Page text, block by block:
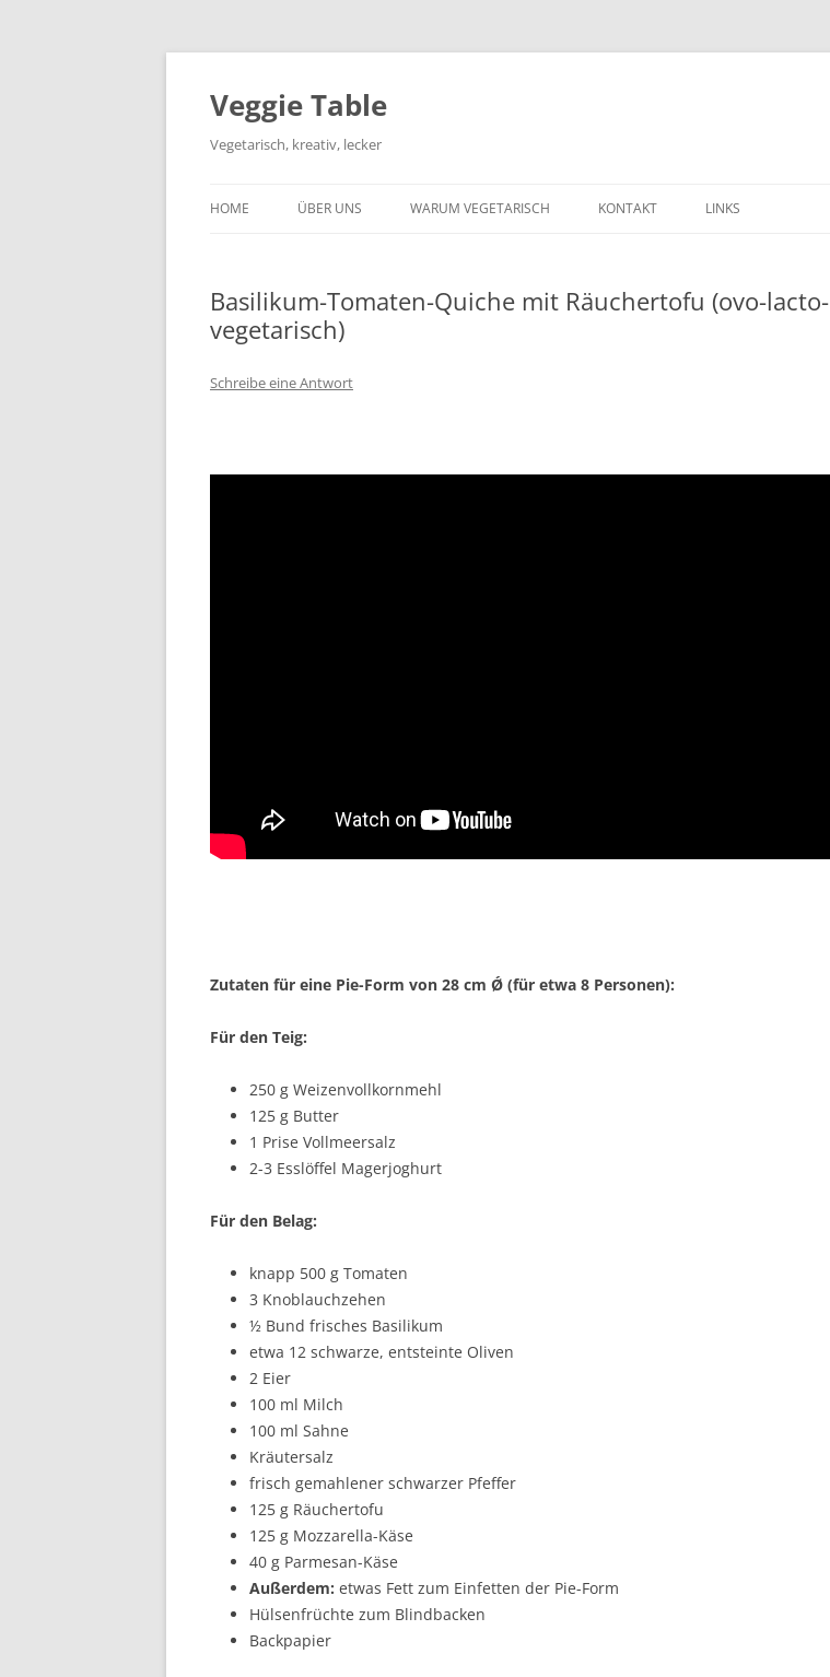
Zum
Veggie Table
Vegetarisch, kreativ, lecker
HOME ÜBER UNS WARUM VEGETARISCH KONTAKT LINKS
Basilikum-Tomaten-Quiche mit Räuchertofu (ovo-lacto-
vegetarisch)
Schreibe eine Antwort
Zutaten für eine Pie-Form von 28 cm Ǿ (für etwa 8 Personen):
Für den Teig:
250 g Weizenvollkornmehl
125 g Butter
1 Prise Vollmeersalz
2-3 Esslöffel Magerjoghurt
Für den Belag:
knapp 500 g Tomaten
3 Knoblauchzehen
½ Bund frisches Basilikum
etwa 12 schwarze, entsteinte Oliven
2 Eier
100 ml Milch
100 ml Sahne
Kräutersalz
frisch gemahlener schwarzer Pfeffer
125 g Räuchertofu
125 g Mozzarella-Käse
40 g Parmesan-Käse
Außerdem: etwas Fett zum Einfetten der Pie-Form
Hülsenfrüchte zum Blindbacken
Backpapier